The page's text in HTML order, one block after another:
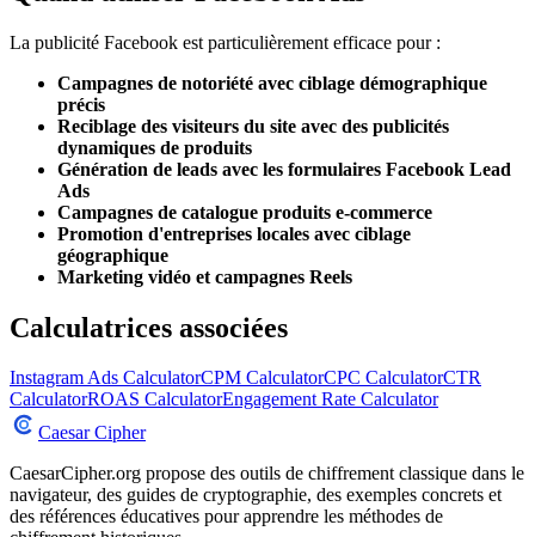
La publicité Facebook est particulièrement efficace pour :
Campagnes de notoriété avec ciblage démographique
précis
Reciblage des visiteurs du site avec des publicités
dynamiques de produits
Génération de leads avec les formulaires Facebook Lead
Ads
Campagnes de catalogue produits e-commerce
Promotion d'entreprises locales avec ciblage
géographique
Marketing vidéo et campagnes Reels
Calculatrices associées
Instagram Ads CalculatorCPM CalculatorCPC CalculatorCTR
CalculatorROAS CalculatorEngagement Rate Calculator
Caesar Cipher
CaesarCipher.org propose des outils de chiffrement classique dans le
navigateur, des guides de cryptographie, des exemples concrets et
des références éducatives pour apprendre les méthodes de